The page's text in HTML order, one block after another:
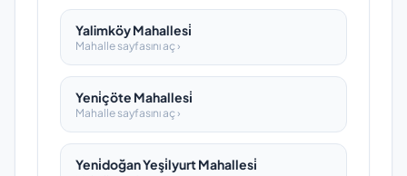
Yalimköy Mahallesi̇
Mahalle sayfasını aç ›
Yeni̇çöte Mahallesi̇
Mahalle sayfasını aç ›
Yeni̇doğan Yeşi̇lyurt Mahallesi̇